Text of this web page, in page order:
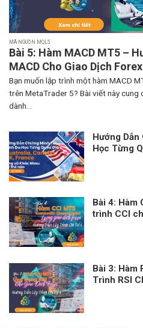
MÃ NGUỒN MQL5
Bài 5: Hàm MACD MT5 –
MACD Cho Giao Dịch Forex
Bạn muốn lập trình một hàm MACD
trên MetaTrader 5? Bài viết này cung
dành...
Hướng Dẫn
Học Từng
Bài 4: Hàm
trình CCI
Bài 3: Hàm
Trình RSI